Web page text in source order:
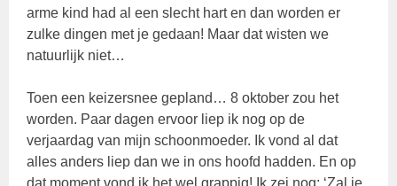
arme kind had al een slecht hart en dan worden er
zulke dingen met je gedaan! Maar dat wisten we
natuurlijk niet…
Toen een keizersnee gepland… 8 oktober zou het
worden. Paar dagen ervoor liep ik nog op de
verjaardag van mijn schoonmoeder. Ik vond al dat
alles anders liep dan we in ons hoofd hadden. En op
dat moment vond ik het wel grappig! Ik zei nog: ‘Zal je